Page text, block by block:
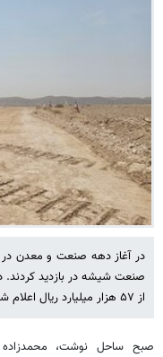
در آغاز دهه صنعت و معدن
صنعت شیشه در بازدید کردند.
از ۵۷ هزار میلیارد ریال اعلام شد.
صبح ساحل نوشت،